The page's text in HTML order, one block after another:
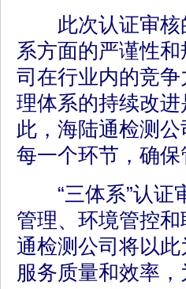
此次认证审核
系方面的严谨性
司在行业内的竞
理体系的持续改
此，海陆通检测
每一个环节，确
“三体系”认证
管理、环境管控
通检测公司将以
服务质量和效率